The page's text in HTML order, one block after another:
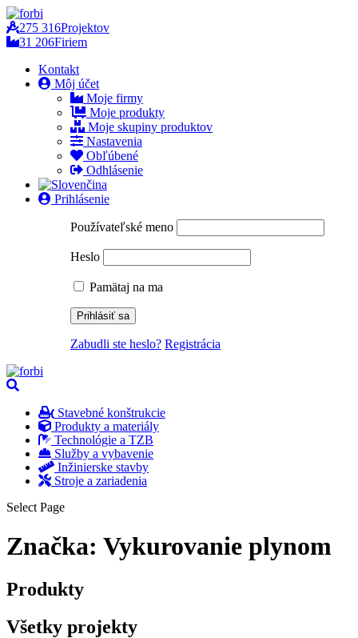
275 316Projektov
31 206Firiem
Kontakt
Môj účet
Moje firmy
Moje produkty
Moje skupiny produktov
Nastavenia
Obľúbené
Odhlásenie
Prihlásenie
Používateľské meno
Heslo
Pamätaj na ma
Zabudli ste heslo? Registrácia
Stavebné konštrukcie
Produkty a materiály
Technológie a TZB
Služby a vybavenie
Inžinierske stavby
Stroje a zariadenia
Select Page
Značka: Vykurovanie plynom
Produkty
Všetky projekty